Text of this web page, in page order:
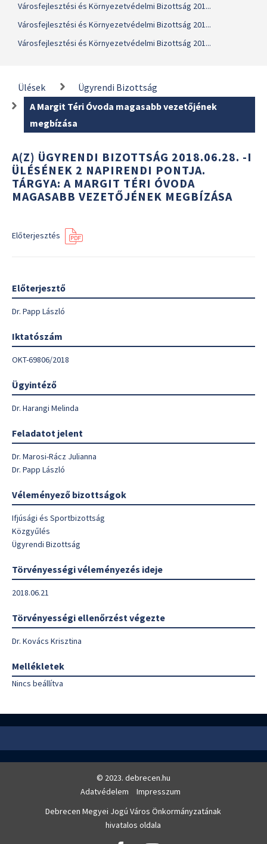
Városfejlesztési és Környezetvédelmi Bizottság 201...
Városfejlesztési és Környezetvédelmi Bizottság 201...
Városfejlesztési és Környezetvédelmi Bizottság 201...
Ülések
Ügyrendi Bizottság
A Margit Téri Óvoda magasabb vezetőjének
megbízása
A(Z) ÜGYRENDI BIZOTTSÁG 2018.06.28. -I
ÜLÉSÉNEK 2 NAPIRENDI PONTJA.
TÁRGYA: A MARGIT TÉRI ÓVODA
MAGASABB VEZETŐJÉNEK MEGBÍZÁSA
Előterjesztés
Előterjesztő
Dr. Papp László
Iktatószám
OKT-69806/2018
Ügyintéző
Dr. Harangi Melinda
Feladatot jelent
Dr. Marosi-Rácz Julianna
Dr. Papp László
Véleményező bizottságok
Ifjúsági és Sportbizottság
Közgyűlés
Ügyrendi Bizottság
Törvényességi véleményezés ideje
2018.06.21
Törvényességi ellenőrzést végezte
Dr. Kovács Krisztina
Mellékletek
Nincs beállítva
© 2023. debrecen.hu
Adatvédelem
Impresszum
Debrecen Megyei Jogú Város Önkormányzatának
hivatalos oldala